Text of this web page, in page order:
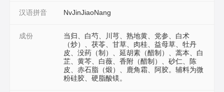
汉语拼音 NvJinJiaoNang
成份
当归、白芍、川芎、熟地黄、党参、白术
（炒）、茯苓、甘草、肉桂、益母草、牡丹
皮、没药（制）、延胡素（醋制）、蒿本、白
芷、黄芩、白薇、香附（醋制）、砂仁、陈
皮、赤石脂（煅）、鹿角霜、阿胶。辅料为微
粉硅胶、硬脂酸镁。